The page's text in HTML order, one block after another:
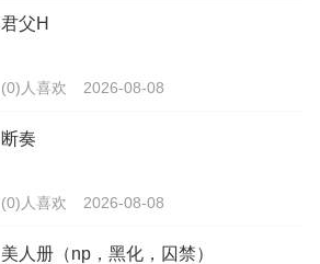
君父H
(0)人喜欢 2026-08-08
断奏
(0)人喜欢 2026-08-08
美人册（np，黑化，囚禁）